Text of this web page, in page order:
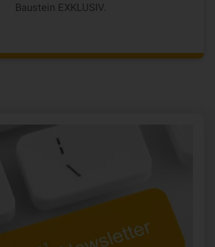
Baustein EXKLUSIV.